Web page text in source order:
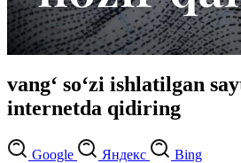
vang‘ so‘zi ishlatilgan
internetda qidiring
Google Яндекс Bing